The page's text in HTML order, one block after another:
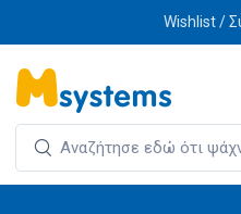
Wishlist /